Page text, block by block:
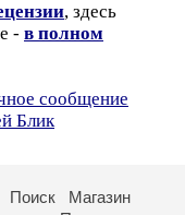
, здесь
- в полном
сообщение
Блик
Поиск
Магазин